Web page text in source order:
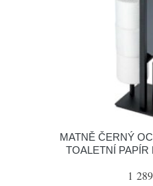
MATNĚ ČERNÝ
TOALETNÍ PAPÍR
1